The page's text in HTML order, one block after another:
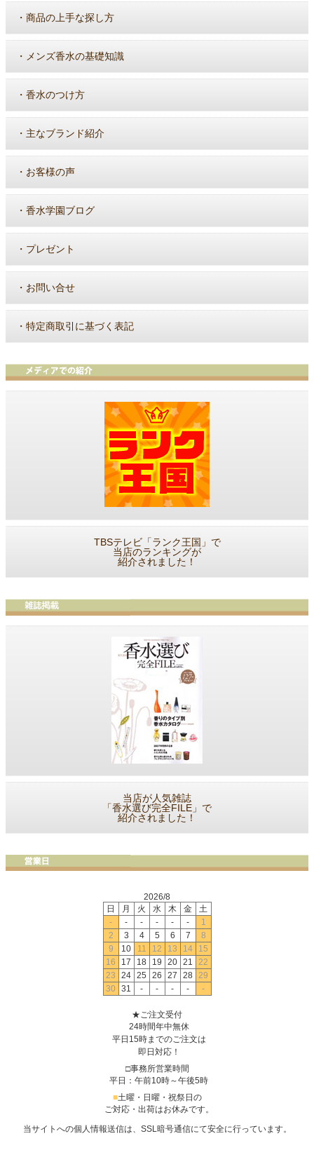
・ 商品の上手な探し方
・ メンズ香水の基礎知識
・ 香水のつけ方
・ 主なブランド紹介
・ お客様の声
・ 香水学園ブログ
・ プレゼント
・ お問い合せ
・ 特定商取引に基づく表記
TBSテレビ「ランク王国」で
当店のランキングが
紹介されました！
当店が人気雑誌
「香水選び完全FILE」で
紹介されました！
2026/8
日
月 火 水 木 金
土
-
- - - - -
1
2
3 4 5 6 7
8
9
10 11 12 13 14
15
16
17 18 19 20 21
22
23
24 25 26 27 28 29
30
31 - - - - -
★ご注文受付
24時間年中無休
平日15時までのご注文は
即日対応！
□事務所営業時間
平日：午前10時～午後5時
■土曜・日曜・祝祭日の
ご対応・出荷はお休みです。
当サイトへの個人情報送信は、SSL暗号通信にて安全に行っています。